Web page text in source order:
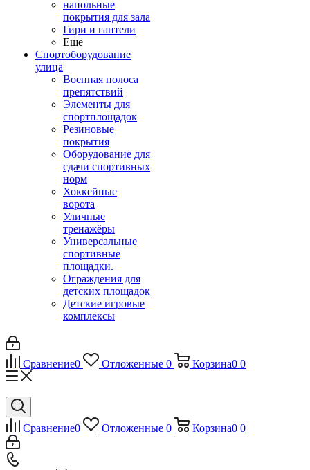
напольные
покрытия для зала
Гири и гантели
Ещё
Спортоборудование
улица
Военная полоса
препятствий
Элементы для
спортплощадок
Резиновые
покрытия
Оборудование для
сдачи спортивных
норм
Хоккейные
ворота
Уличные
тренажёры
Универсальные
спортивные
площадки.
Ограждения для
детских площадок
Детские игровые
комплексы
Сравнение0 Отложенные 0 Корзина0 0
Сравнение0 Отложенные 0 Корзина0 0